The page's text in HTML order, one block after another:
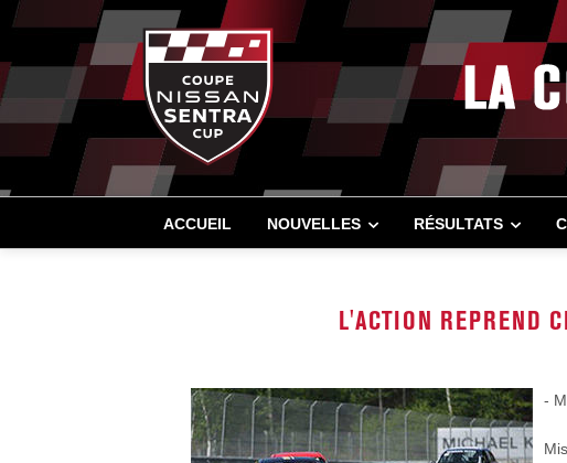
ACCUEIL NOUVELLES RÉSULTATS
L'ACTION REPREND
-